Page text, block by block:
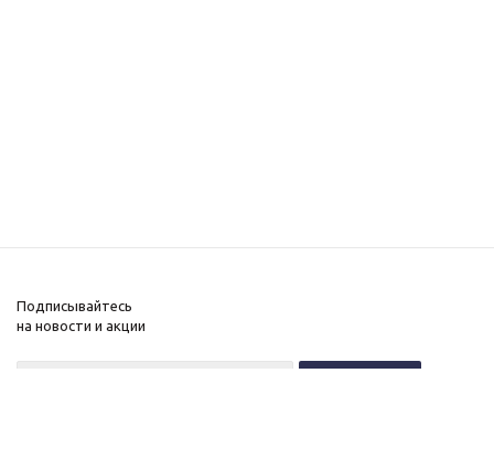
Подписывайтесь
на новости и акции